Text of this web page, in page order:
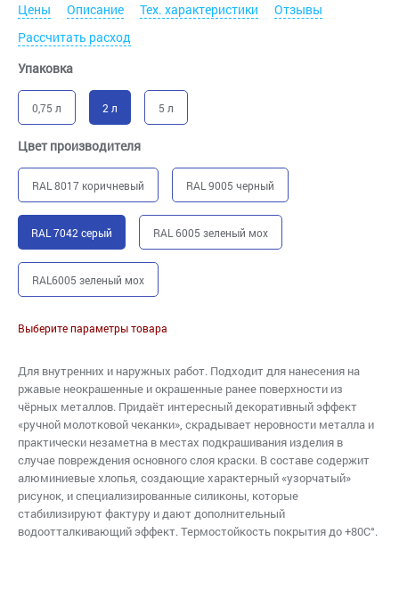
Цены Описание Тех. характеристики
Отзывы
Рассчитать расход
Упаковка
0,75 л 2 л 5 л
Цвет производителя
RAL 8017 коричневый RAL 9005 черный
RAL 7042 серый RAL 6005 зеленый мох
RAL6005 зеленый мох
Выберите параметры товара
Для внутренних и наружных работ. Подходит для нанесения на
ржавые неокрашенные и окрашенные ранее поверхности из
чёрных металлов. Придаёт интересный декоративный эффект
«ручной молотковой чеканки», скрадывает неровности металла и
практически незаметна в местах подкрашивания изделия в
случае повреждения основного слоя краски. В составе содержит
алюминиевые хлопья, создающие характерный «узорчатый»
рисунок, и специализированные силиконы, которые
стабилизируют фактуру и дают дополнительный
водоотталкивающий эффект. Термостойкость покрытия до +80С°.